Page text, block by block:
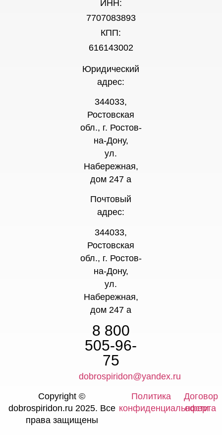
ИНН:
7707083893
КПП:
616143002
Юридический
адрес:
344033,
Ростовская
обл., г. Ростов-
на-Дону,
ул.
Набережная,
дом 247 а
Почтовый
адрес:
344033,
Ростовская
обл., г. Ростов-
на-Дону,
ул.
Набережная,
дом 247 а
8 800
505-96-
75
dobrospiridon@yandex.ru
Copyright ©
dobrospiridon.ru 2025. Все
права защищены
Политика
конфиденциальности
Договор
оферта